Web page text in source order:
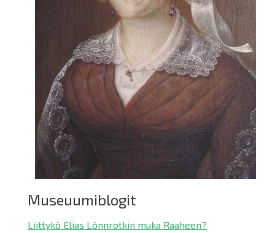
Museuumiblogit
Liittykö Elias Lönnrotkin muka Raaheen?